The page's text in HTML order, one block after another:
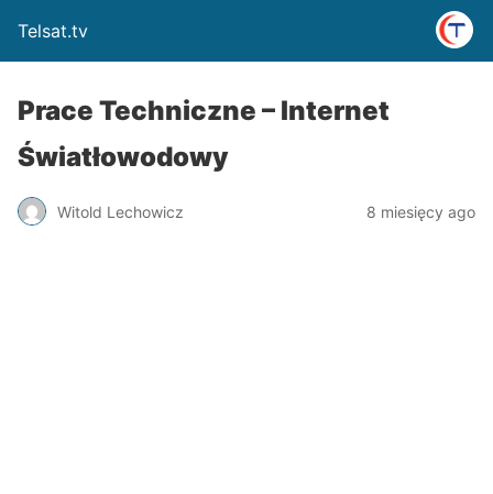
Telsat.tv
Prace Techniczne – Internet
Światłowodowy
Witold Lechowicz 8 miesięcy ago